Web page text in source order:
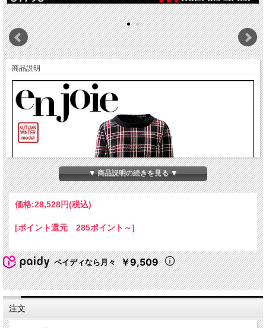
商品説明
▼ 商品説明の続きを見る ▼
価格:28,528円(税込)
[ポイント還元 285ポイント～]
ペイディなら月々 ￥9,509
注文